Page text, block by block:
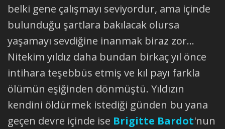
belki gene çalışmayı seviyordur, ama içinde
bulunduğu şartlara bakılacak olursa
yaşamayı sevdiğine inanmak biraz zor...
Nitekim yıldız daha bundan birkaç yıl önce
intihara teşebbüs etmiş ve kıl payı farkla
ölümün eşiğinden dönmüştü. Yıldızın
kendini öldürmek istediği günden bu yana
geçen devre içinde ise Brigitte Bardot'nun